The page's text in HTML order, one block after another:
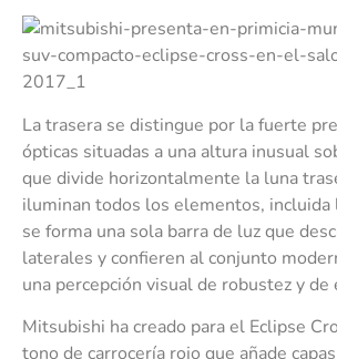
La trasera se distingue por la fuerte
ópticas situadas a una altura inusual
que divide horizontalmente la luna
iluminan todos los elementos, incluida
se forma una sola barra de luz que
laterales y confieren al conjunto
una percepción visual de robustez y de
Mitsubishi ha creado para el Eclipse
tono de carrocería rojo que añade